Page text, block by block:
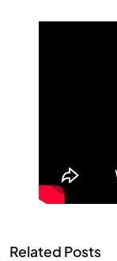
Related Posts